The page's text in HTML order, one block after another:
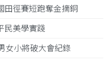
徑賽短跑奪金摘銅
美學實踐
小將破大會紀錄